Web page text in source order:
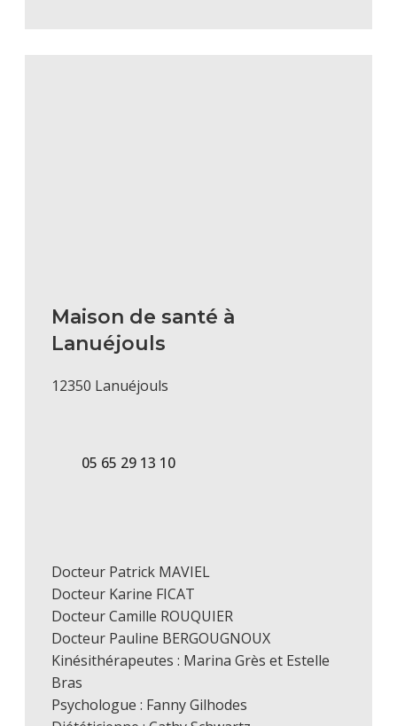
Maison de santé à
Lanuéjouls
12350 Lanuéjouls
05 65 29 13 10
Docteur Patrick MAVIEL
Docteur Karine FICAT
Docteur Camille ROUQUIER
Docteur Pauline BERGOUGNOUX
Kinésithérapeutes : Marina Grès et Estelle
Bras
Psychologue : Fanny Gilhodes